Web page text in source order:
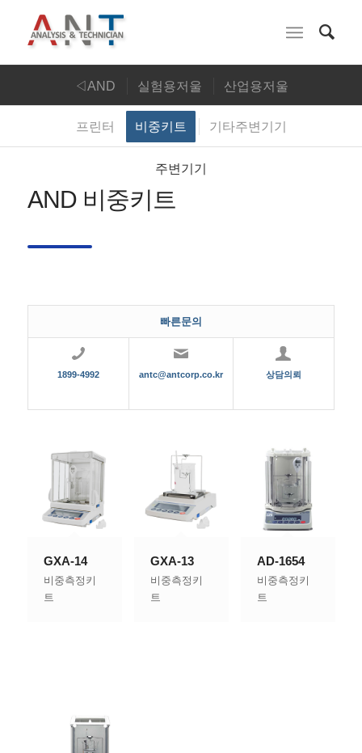
◁AND 실험용저울 산업용저울
인디케이터 로드셀 검사장비 실험장비
주변기기
프린터 비중키트 기타주변기기
AND 비중키트
빠른문의
1899-4992 antc@antcorp.co.kr 상담의뢰
GXA-14
비중측정키
트
GXA-13
비중측정키
트
AD-1654
비중측정키
트